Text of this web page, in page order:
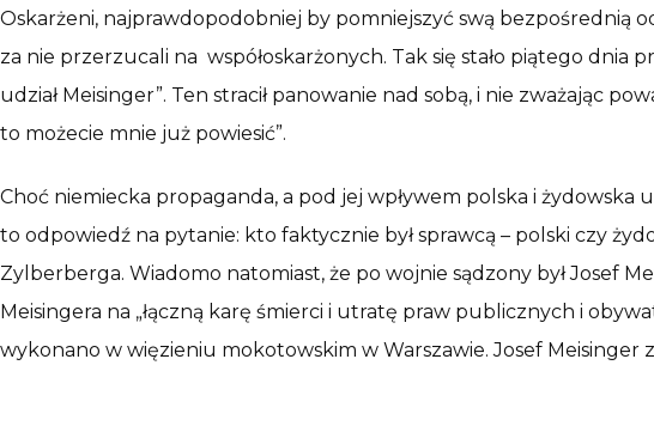
Oskarżeni, najprawdopodobniej by pomniejszyć swą bezpośrednią
za nie przerzucali na współoskarżonych. Tak się stało piątego dnia
udział Meisinger”. Ten stracił panowanie nad sobą, i nie zważając
to możecie mnie już powiesić”.
Choć niemiecka propaganda, a pod jej wpływem polska i żydowska
to odpowiedź na pytanie: kto faktycznie był sprawcą – polski czy
Zylberberga. Wiadomo natomiast, że po wojnie sądzony był Josef
Meisingera na „łączną karę śmierci i utratę praw publicznych i
wykonano w więzieniu mokotowskim w Warszawie. Josef Meisinger